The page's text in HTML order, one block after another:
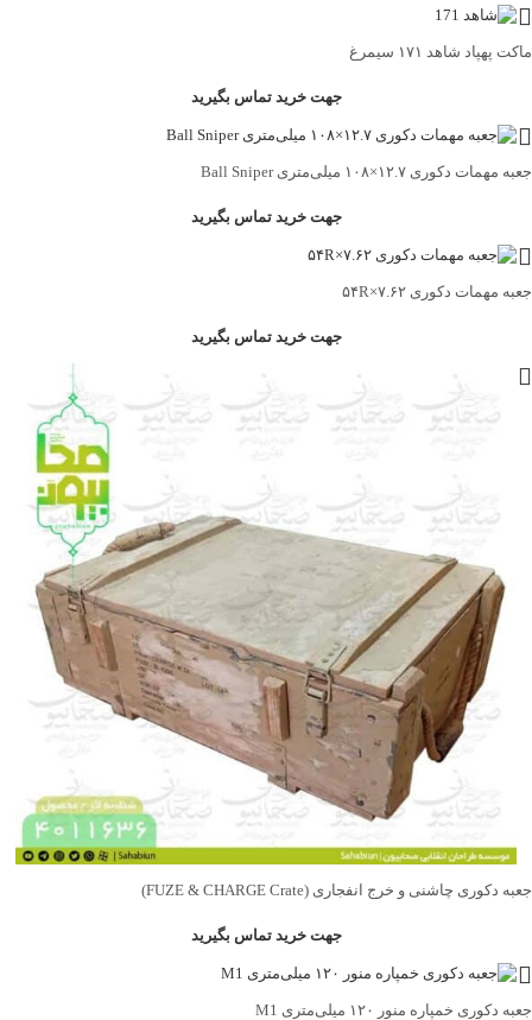
ماکت پهپاد شاهد ۱۷۱ سیمرغ
جهت خرید تماس بگیرید
جعبه مهمات دکوری ۱۲.۷×۱۰۸ میلی‌متری Ball Sniper
جهت خرید تماس بگیرید
جعبه مهمات دکوری ۷.۶۲×۵۴R
جهت خرید تماس بگیرید
جعبه دکوری چاشنی و خرج انفجاری (FUZE & CHARGE Crate)
جهت خرید تماس بگیرید
جعبه دکوری خمپاره منور ۱۲۰ میلی‌متری M1